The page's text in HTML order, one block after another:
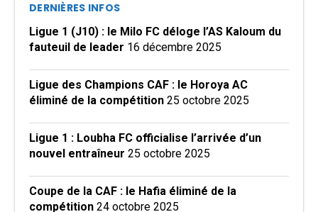
DERNIÈRES INFOS
Ligue 1 (J10) : le Milo FC déloge l’AS Kaloum du
fauteuil de leader 16 décembre 2025
Ligue des Champions CAF : le Horoya AC
éliminé de la compétition 25 octobre 2025
Ligue 1 : Loubha FC officialise l’arrivée d’un
nouvel entraîneur 25 octobre 2025
Coupe de la CAF : le Hafia éliminé de la
compétition 24 octobre 2025